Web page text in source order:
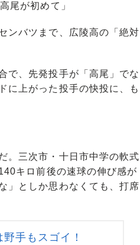
尾が初めて」
ンバツまで、広陵高の「絶対
で、先発投手が「高尾」でな
に上がった投手の快投に、も
。三次市・十日市中学の軟式
キロ前後の速球の伸び感が
」としか思わなくても、打席
手もスゴイ！